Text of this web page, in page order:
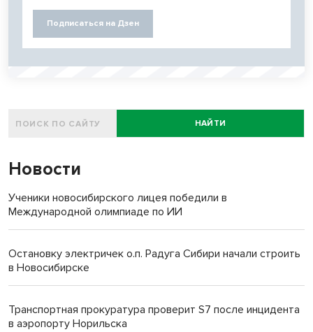
Подписаться на Дзен
НАЙТИ
Новости
Ученики новосибирского лицея победили в
Международной олимпиаде по ИИ
Остановку электричек о.п. Радуга Сибири начали строить
в Новосибирске
Транспортная прокуратура проверит S7 после инцидента
в аэропорту Норильска